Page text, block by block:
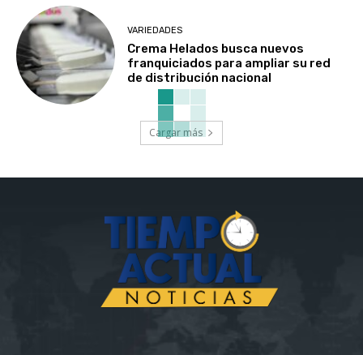
VARIEDADES
Crema Helados busca nuevos
franquiciados para ampliar su red
de distribución nacional
Cargar más